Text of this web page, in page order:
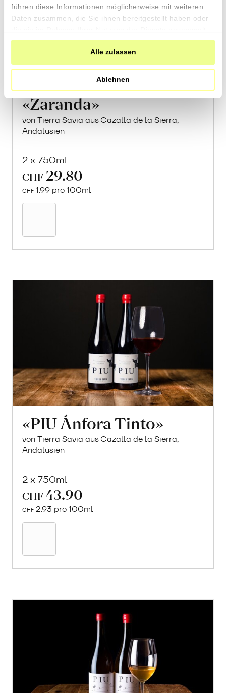
führen diese Informationen möglicherweise mit weiteren
Daten zusammen, die Sie ihnen bereitgestellt haben oder
haben.
Alle zulassen
Ablehnen
«Zaranda»
von Tierra Savia aus Cazalla de la Sierra,
Andalusien
2 x 750ml
CHF 29.80
CHF 1.99 pro 100ml
«PIU Ánfora Tinto»
von Tierra Savia aus Cazalla de la Sierra,
Andalusien
2 x 750ml
CHF 43.90
CHF 2.93 pro 100ml